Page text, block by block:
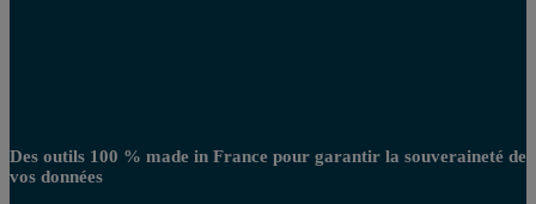
Des outils 100 % made in France pour garantir la souveraineté de
vos données